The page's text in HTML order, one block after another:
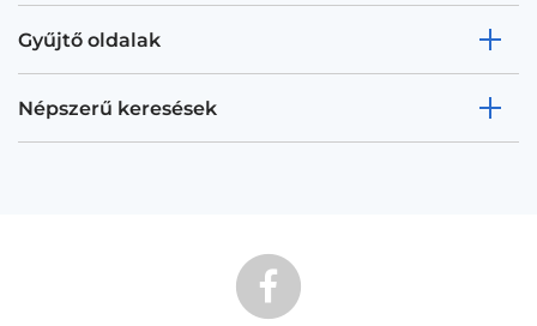
Gyűjtő oldalak
Népszerű keresések